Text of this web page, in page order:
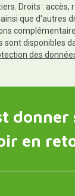
Droits : accès,
que d'autres
sont disponibles
des
donner
en